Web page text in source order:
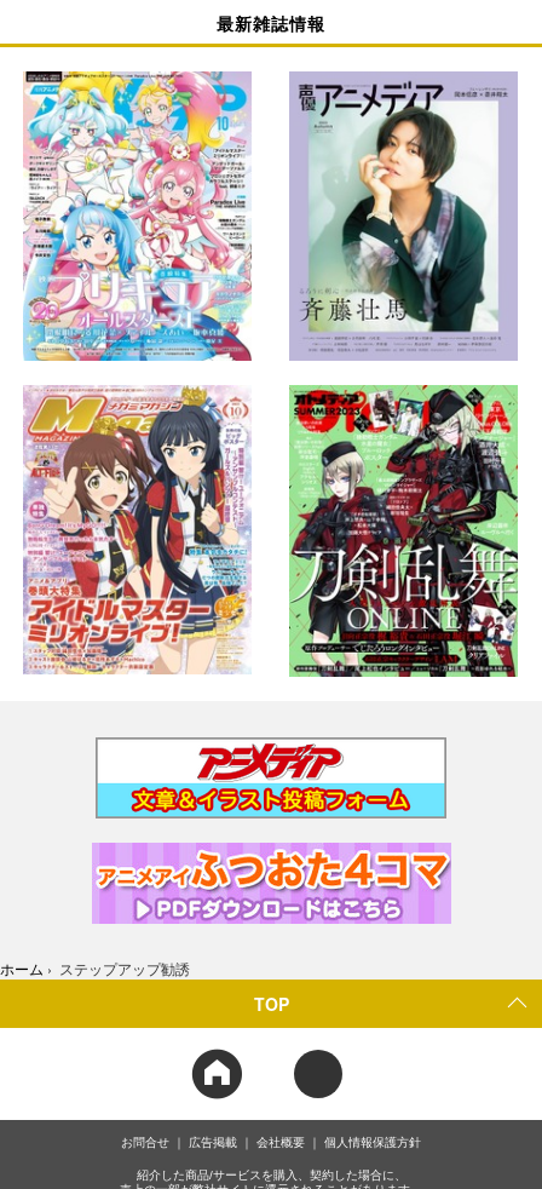
最新雑誌情報
ホーム › ステップアップ勧誘
TOP
お問合せ 広告掲載 会社概要 個人情報保護方針
紹介した商品/サービスを購入、契約した場合に、